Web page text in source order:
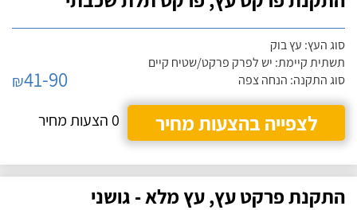
סוג העץ: עץ בוק
תשתית קיימת: יש לפרק פרקט/שטיח קיים
סוג התקנה: הנחה צפה
₪41-90
לצפייה בהצעות מחיר
0 הצעות מחיר
התקנת פרקט עץ, עץ מלא - גושני